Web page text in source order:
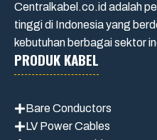
Centralkabel.co.id adalah
tinggi di Indonesia yang
kebutuhan berbagai sektor
PRODUK KABEL
Bare Conductors
LV Power Cables